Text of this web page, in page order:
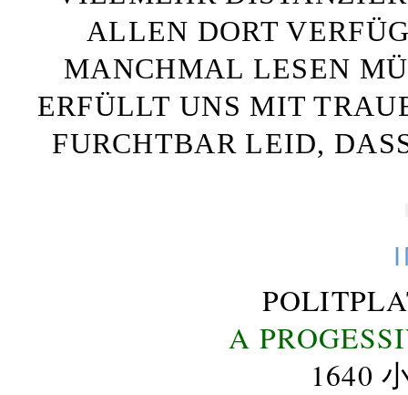
ALLEN DORT
MANCHMAL LESEN
ERFÜLLT UNS MIT
FURCHTBAR LEID,
A
1640